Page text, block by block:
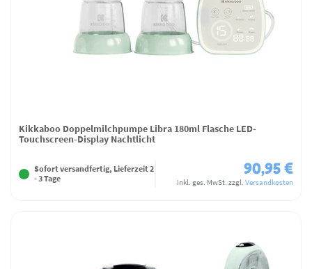
Kikkaboo Doppelmilchpumpe Libra 180ml Flasche LED-
Touchscreen-Display Nachtlicht
Sofort versandfertig, Lieferzeit 2
- 3 Tage
90,95 €
inkl. ges. MwSt. zzgl. Versandkosten